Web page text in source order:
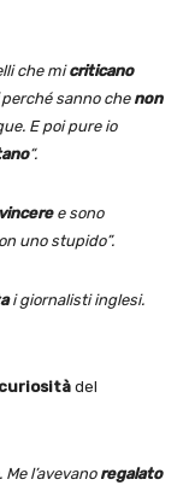
che micriticano
sanno che non
E poi pure io
“.
e sono
uno stupido”.
i giornalisti inglesi.
curiosità del
l’avevano regalato